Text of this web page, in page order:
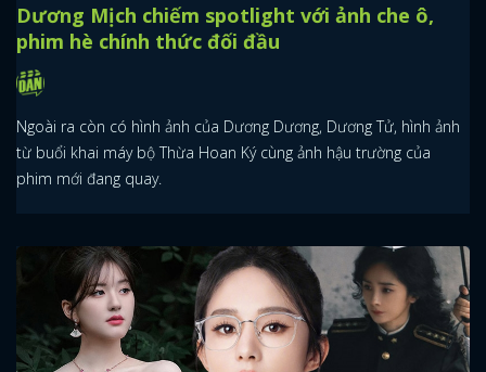
Dương Mịch chiếm spotlight với ảnh che ô,
phim hè chính thức đối đầu
Ngoài ra còn có hình ảnh của Dương Dương, Dương Tử, hình ảnh
từ buổi khai máy bộ Thừa Hoan Ký cùng ảnh hậu trường của
phim mới đang quay.